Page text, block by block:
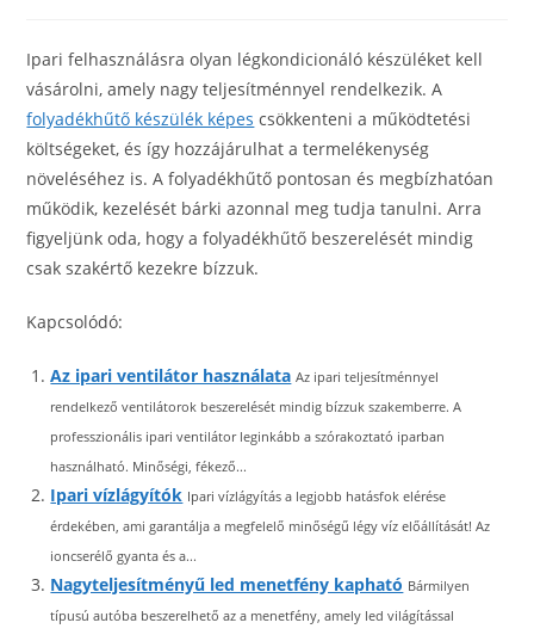
Ipari felhasználásra olyan légkondicionáló készüléket kell
vásárolni, amely nagy teljesítménnyel rendelkezik. A
folyadékhűtő készülék képes csökkenteni a működtetési
költségeket, és így hozzájárulhat a termelékenység
növeléséhez is. A folyadékhűtő pontosan és megbízhatóan
működik, kezelését bárki azonnal meg tudja tanulni. Arra
figyeljünk oda, hogy a folyadékhűtő beszerelését mindig
csak szakértő kezekre bízzuk.
Kapcsolódó:
Az ipari ventilátor használata Az ipari teljesítménnyel
rendelkező ventilátorok beszerelését mindig bízzuk szakemberre. A
professzionális ipari ventilátor leginkább a szórakoztató iparban
használható. Minőségi, fékező...
Ipari vízlágyítók Ipari vízlágyítás a legjobb hatásfok elérése
érdekében, ami garantálja a megfelelő minőségű légy víz előállítását! Az
ioncserélő gyanta és a...
Nagyteljesítményű led menetfény kapható Bármilyen
típusú autóba beszerelhető az a menetfény, amely led világítással